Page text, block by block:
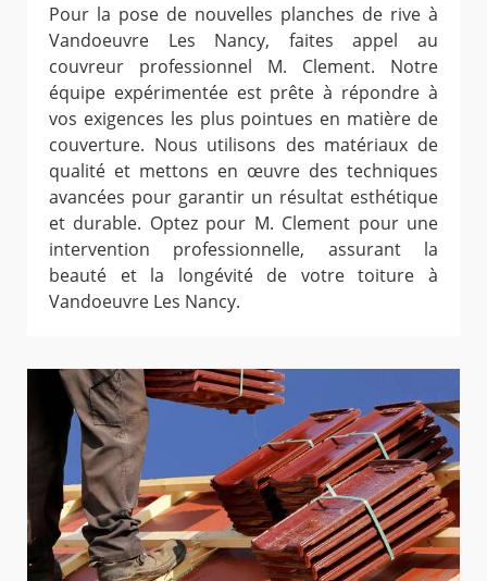
Pour la pose de nouvelles planches de rive à
Vandoeuvre Les Nancy, faites appel au
couvreur professionnel M. Clement. Notre
équipe expérimentée est prête à répondre à
vos exigences les plus pointues en matière de
couverture. Nous utilisons des matériaux de
qualité et mettons en œuvre des techniques
avancées pour garantir un résultat esthétique
et durable. Optez pour M. Clement pour une
intervention professionnelle, assurant la
beauté et la longévité de votre toiture à
Vandoeuvre Les Nancy.